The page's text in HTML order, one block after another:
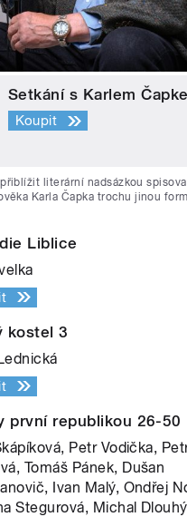
Setkání s Karlem
Koupit
literární nadsázkou
Karla Čapka trochu jinou
Liblice
kostel 3
první republikou 26-50
Petr Vodička,
Tomáš Pánek, Dušan
Ivan Malý, Ondřej
Stegurová, Michal